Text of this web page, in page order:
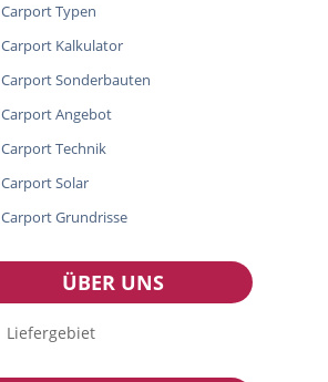
Carport Typen
Carport Kalkulator
Carport Sonderbauten
Carport Angebot
Carport Technik
Carport Solar
Carport Grundrisse
ÜBER UNS
Liefergebiet